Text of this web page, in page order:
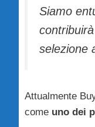
Siamo
selezione
Attualmente
come uno dei